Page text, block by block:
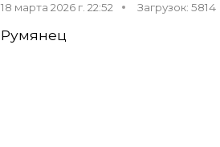
18 марта 2026 г. 22:52 Загрузок: 5814
Румянец